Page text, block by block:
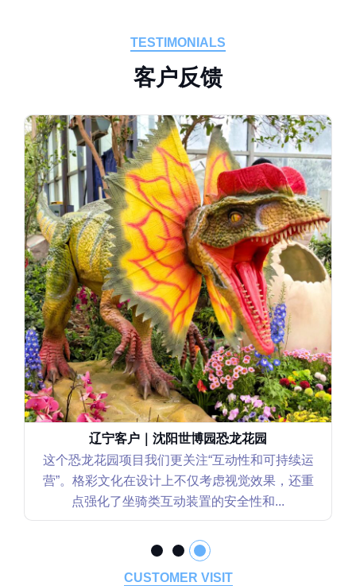
TESTIMONIALS
客户反馈
辽宁客户｜沈阳世博园恐龙花园
这个恐龙花园项目我们更关注“互动性和可持续运
营”。格彩文化在设计上不仅考虑视觉效果，还重
点强化了坐骑类互动装置的安全性和...
CUSTOMER VISIT